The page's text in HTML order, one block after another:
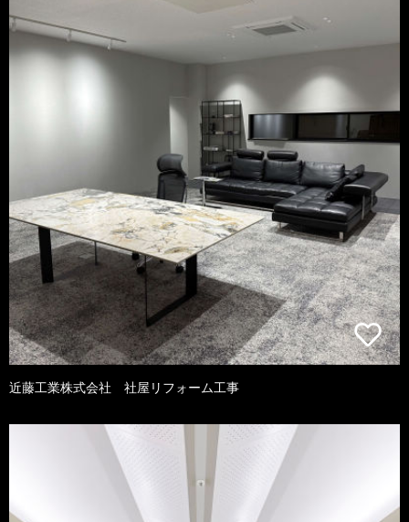
近藤工業株式会社 社屋リフォーム工事